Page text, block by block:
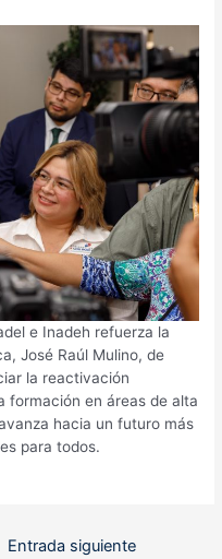
e Inadeh refuerza la
José Raúl Mulino, de
la reactivación
formación en áreas de alta
hacia un futuro más
para todos.
Entrada siguiente